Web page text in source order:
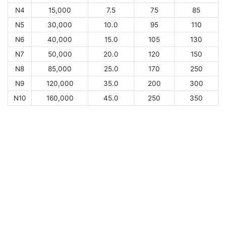
N4
15,000 7.5 75
85
N5
30,000 10.0 95
110
N6
40,000 15.0 105
130
N7
50,000 20.0 120
150
N8
85,000 25.0 170
250
N9
120,000 35.0 200
300
N10
160,000 45.0 250 350